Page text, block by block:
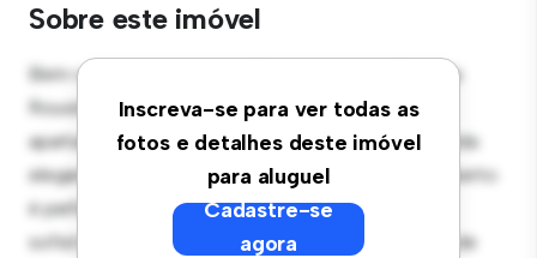
Sobre este imóvel
Inscreva-se para ver todas as
fotos e detalhes deste imóvel
para aluguel
Cadastre-se
agora
Bem-vindo ao seu novo refúgio urbano em Avenida
Rouxinol - Indianópolis - São Paulo! Este moderno
apartamento de 1 quartos oferece um espaço de vida
elegante e aconchegante. O layout em conceito aberto
é perfeito para receber convidados, e a cozinha
sofisticada está equipada com eletrodomésticos de